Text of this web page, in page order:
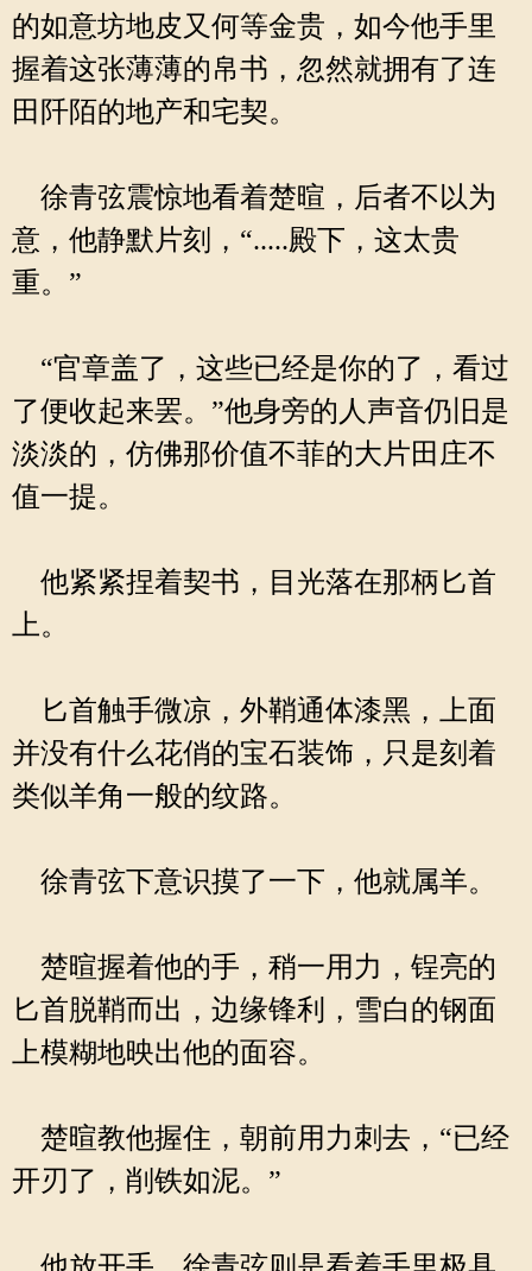
的如意坊地皮又何等金贵，如今他手里
握着这张薄薄的帛书，忽然就拥有了连
田阡陌的地产和宅契。
徐青弦震惊地看着楚暄，后者不以为
意，他静默片刻，“.....殿下，这太贵
重。”
“官章盖了，这些已经是你的了，看过
了便收起来罢。”他身旁的人声音仍旧是
淡淡的，仿佛那价值不菲的大片田庄不
值一提。
他紧紧捏着契书，目光落在那柄匕首
上。
匕首触手微凉，外鞘通体漆黑，上面
并没有什么花俏的宝石装饰，只是刻着
类似羊角一般的纹路。
徐青弦下意识摸了一下，他就属羊。
楚暄握着他的手，稍一用力，锃亮的
匕首脱鞘而出，边缘锋利，雪白的钢面
上模糊地映出他的面容。
楚暄教他握住，朝前用力刺去，“已经
开刃了，削铁如泥。”